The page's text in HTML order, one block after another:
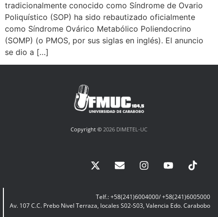
tradicionalmente conocido como Síndrome de Ovario
Poliquístico (SOP) ha sido rebautizado oficialmente
como Síndrome Ovárico Metabólico Poliendocrino
(SOMP) (o PMOS, por sus siglas en inglés). El anuncio
se dio a […]
Copyright © 2026 DIMETEL-UC
Telf.: +58(241)6004000/ +58(241)6005000
Av. 107 C.C. Prebo Nivel Terraza, locales S02-S03, Valencia Edo. Carabobo